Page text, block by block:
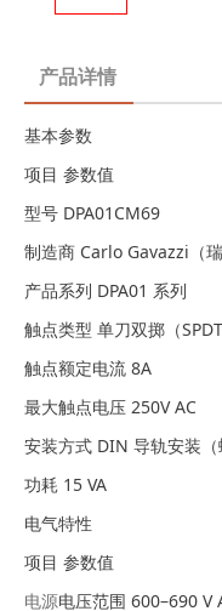
产品详情
基本参数
项目 参数值
型号 DPA01CM69
制造商 Carlo Gavazzi（瑞
产品系列 DPA01 系列
触点类型 单刀双掷（SPDT
触点额定电流 8A
最大触点电压 250V AC
安装方式 DIN 导轨安装（
功耗 15 VA
电气特性
项目 参数值
电源电压范围 600–690 V